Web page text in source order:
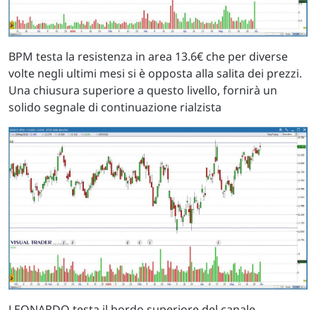
BPM testa la resistenza in area 13.6€ che per diverse
volte negli ultimi mesi si è opposta alla salita dei prezzi.
Una chiusura superiore a questo livello, fornirà un
solido segnale di continuazione rialzista